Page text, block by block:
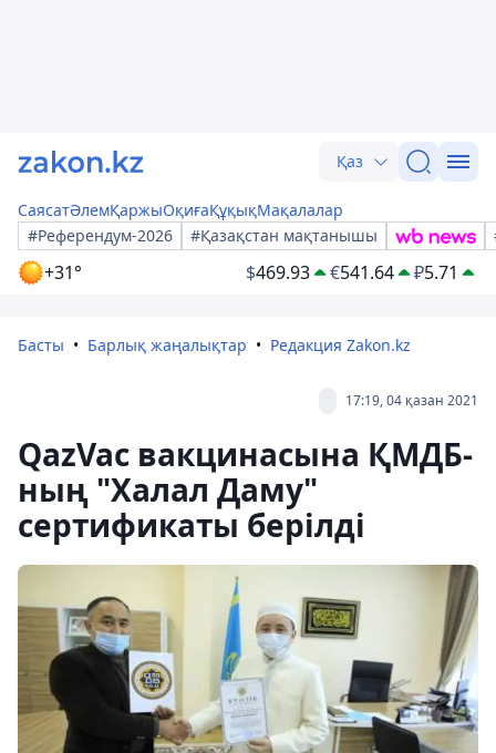
Қаз
СаясатӘлемҚаржыОқиғаҚұқықМақалалар
#Референдум-2026
#Қазақстан мақтанышы
+31° $469.93 €541.64 ₽5.71
Басты Барлық жаңалықтар Редакция Zakon.kz
17:19, 04 қазан 2021
QazVac вакцинасына ҚМДБ-
ның "Халал Даму"
сертификаты берілді